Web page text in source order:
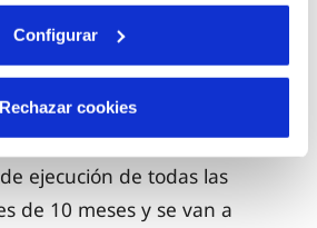
Configurar
Rechazar cookies
son diferentes en cada
la licitación del contrato se
lotes independientes, cada uno
presupuesto. Así, en el caso
ejecución de todas las
de 10 meses y se van a